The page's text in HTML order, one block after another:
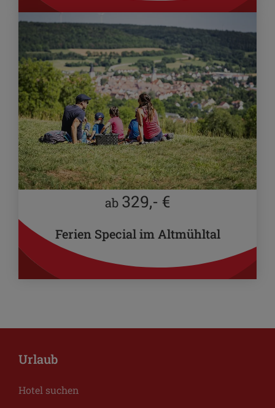
ab 329,- €
Ferien Special im Altmühltal
Urlaub
Hotel suchen